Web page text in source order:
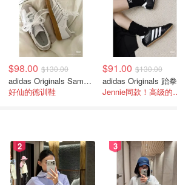
$98.00 $130.00
adidas Originals Samba OG 白银配色运动鞋
好仙的德训鞋
$91.00 $130.00
Jennie
2 3